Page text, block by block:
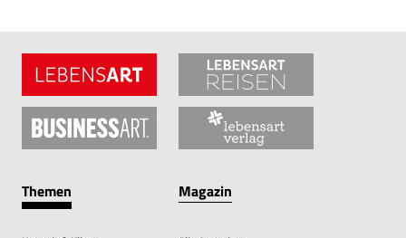
Themen Magazin